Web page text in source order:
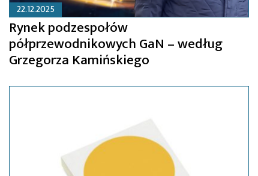
22.12.2025
Rynek podzespołów
półprzewodnikowych GaN – według
Grzegorza Kamińskiego